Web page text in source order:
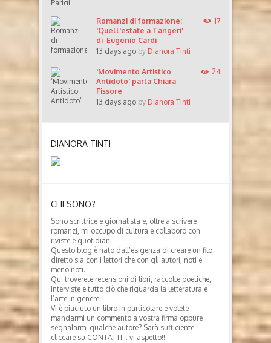
Romanzi di formazione:
'Quell'estate a Tangeri'
di Eugenio Cardi
13 days ago by Dianora Tinti
17
'Movimento Artistico
Antidoto' parla Chiara
Fissore
13 days ago by Dianora Tinti
24
DIANORA TINTI
CHI SONO?
Sono scrittrice e giornalista e, oltre a scrivere
romanzi, mi occupo di cultura e collaboro con
riviste e quotidiani.
Questo blog è nato dall’esigenza di creare un filo
diretto sia con i lettori che con gli autori, noti e
meno noti.
Qui troverete recensioni di libri, raccolte poetiche,
interviste e tutto ciò che riguarda la letteratura e
l’arte in genere.
Vi è piaciuto un libro in particolare e volete
mandarmi un commento a vostra firma oppure
segnalarmi qualche autore? Sarà sufficiente
cliccare su CONTATTI… vi aspetto!!